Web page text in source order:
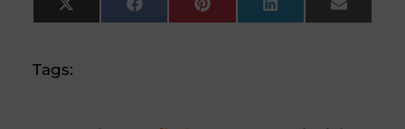
X
(Twitter)
FacebookPinterestLinkedInEmail
Tags: